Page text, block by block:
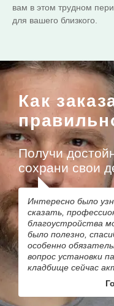
вам в этом трудном
для вашего близкого.
Как
Получи
сохрани свои
Интересно было
сказать,
благоустройства
было полезно,
особенно
вопрос установки
кладбище сейчас